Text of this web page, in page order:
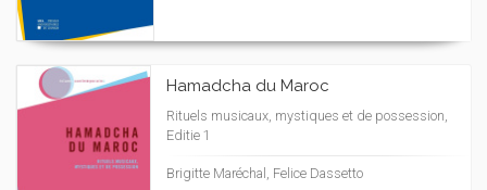
Hamadcha du Maroc
Rituels musicaux, mystiques et de possession,
Editie 1
Brigitte Maréchal, Felice Dassetto